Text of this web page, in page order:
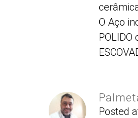
O Aço
POLIDO
Posted